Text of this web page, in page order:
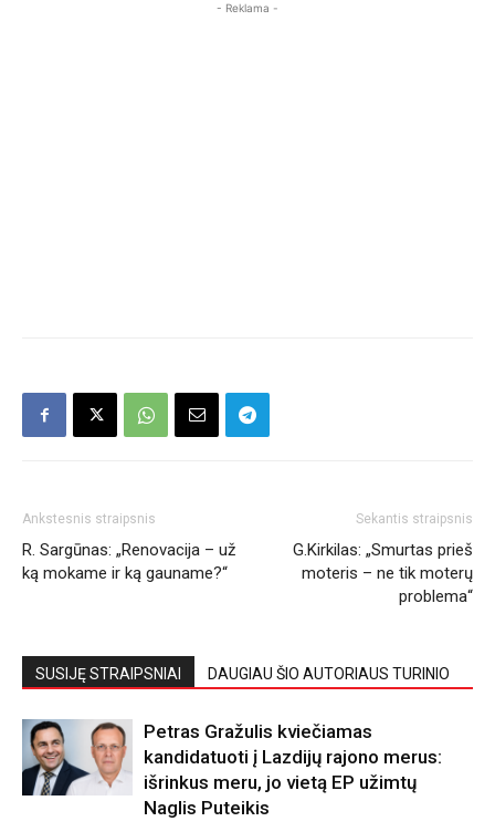
- Reklama -
Ankstesnis straipsnis
R. Sargūnas: „Renovacija – už
ką mokame ir ką gauname?“
Sekantis straipsnis
G.Kirkilas: „Smurtas prieš
moteris – ne tik moterų
problema“
SUSIJĘ STRAIPSNIAI DAUGIAU ŠIO AUTORIAUS TURINIO
Petras Gražulis kviečiamas
kandidatuoti į Lazdijų rajono merus:
išrinkus meru, jo vietą EP užimtų
Naglis Puteikis